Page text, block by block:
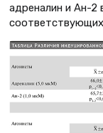
адреналин и Ан-2